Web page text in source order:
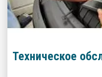
Техническое